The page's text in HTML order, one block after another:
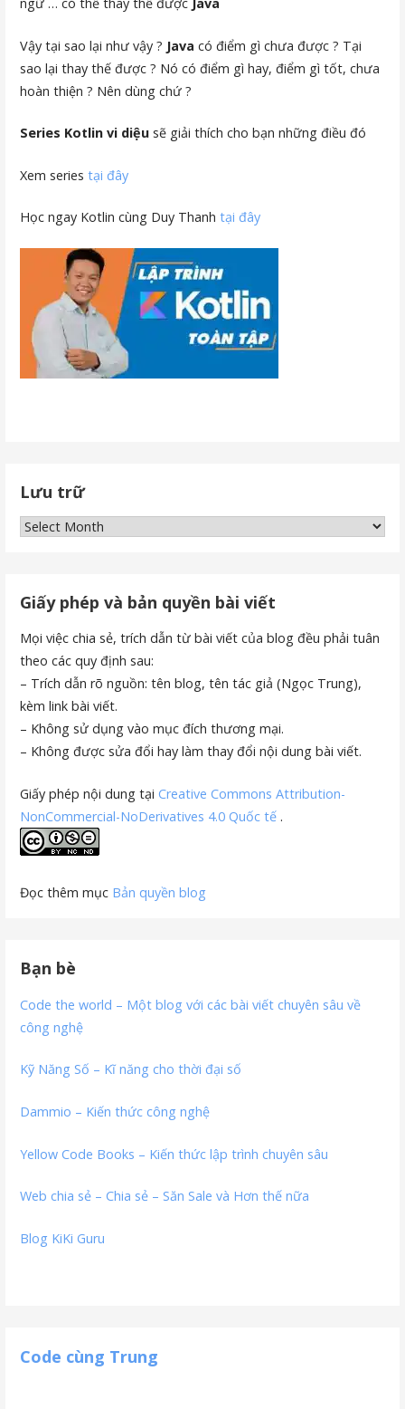
Vậy tại sao lại như vậy ? Java có điểm gì chưa được ? Tại
sao lại thay thế được ? Nó có điểm gì hay, điểm gì tốt, chưa
hoàn thiện ? Nên dùng chứ ?
Series Kotlin vi diệu sẽ giải thích cho bạn những điều đó
Xem seriestại đây
Học ngay Kotlin cùng Duy Thanhtại đây
Lưu trữ
Lưu
Giấy phép và bản quyền bài viết
Mọi việc chia sẻ, trích dẫn từ bài viết của blog đều phải tuân
theo các quy định sau:
– Trích dẫn rõ nguồn: tên blog, tên tác giả (Ngọc Trung),
kèm link bài viết.
– Không sử dụng vào mục đích thương mại.
– Không được sửa đổi hay làm thay đổi nội dung bài viết.
Giấy phép nội dung tạiCreative Commons Attribution-
NonCommercial-NoDerivatives 4.0 Quốc tế .
Đọc thêm mục Bản quyền blog
Bạn bè
Code the world – Một blog với các bài viết chuyên sâu về
công nghệ
Kỹ Năng Số – Kĩ năng cho thời đại số
Dammio – Kiến thức công nghệ
Yellow Code Books – Kiến thức lập trình chuyên sâu
Web chia sẻ – Chia sẻ – Săn Sale và Hơn thế nữa
Blog KiKi Guru
Code cùng Trung